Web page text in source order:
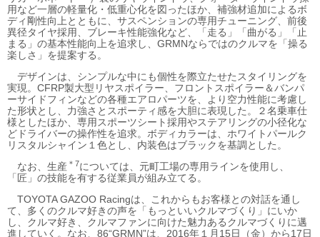
用など一層の軽量化・低重心化を図ったほか、補強材追加によるボ
ディ剛性向上とともに、サスペンションの専用チューニング、前後
異径タイヤ採用、ブレーキ性能強化など、「走る」「曲がる」「止
まる」の基本性能向上を追求し、GRMNならではのクルマを「操る
楽しさ」を提案する。
デザインは、シンプルな中にも個性を際立たせたスタイリングを
実現。CFRP製大型リヤスポイラー、フロントスポイラー＆バンパ
ーサイドフィンなどの各種エアロパーツを、より空力性能に考慮し
た形状とし、力強さとスポーティ感を大胆に表現した。２名乗車仕
様としたほか、専用スポーツシート採用やステアリングの小径化な
どドライバーの操作性を追求。ボディカラーは、ホワイトパールク
リスタルシャイン１色とし、内装色はブラックを基調とした。
なお、生産 ＊7については、元町工場の専用ラインを使用し、
「匠」の技能を有する従業員が組み立てる。
TOYOTA GAZOO Racingは、これからもお客様との対話を通し
て、多くのクルマ好きの声を「もっといいクルマづくり」にいか
し、クルマ好き、クルマファンに向けた魅力あるクルマづくりに邁
進していく。なお、86“GRMN”は、2016年１月15日（金）から17日